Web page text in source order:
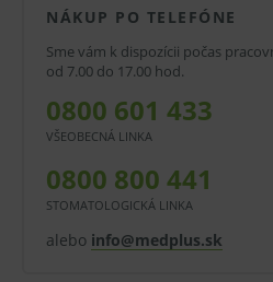
vysokého lesku
dodávajú hodvábny,
veľkosť zrna extra
používajte jemné
alebo KENDA Nobilis
NÁKUP PO TELEFÓNE
Sme vám k dispozícii počas
od 7.00 do 17.00 hod.
0800 601 433
VŠEOBECNÁ LINKA
0800 800 441
STOMATOLOGICKÁ LINKA
alebo info@medplus.sk